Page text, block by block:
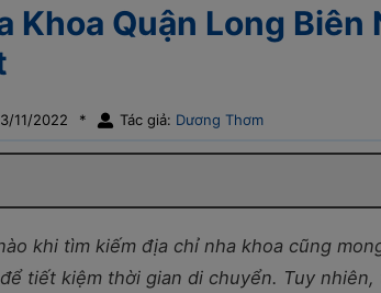
Khoa Quận Long
11/2022 * Tác giả: Dương Thơm
khi tìm kiếm địa chỉ nha khoa cũng
tiết kiệm thời gian di chuyển. Tuy